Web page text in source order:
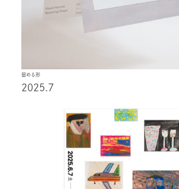
留める形
2025.7